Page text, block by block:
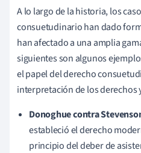
A lo largo de la historia, los
consuetudinario han dado
han afectado a una amplia
siguientes son algunos
el papel del derecho
interpretación de los derechos
Donoghue contra
estableció el derecho
principio del deber de